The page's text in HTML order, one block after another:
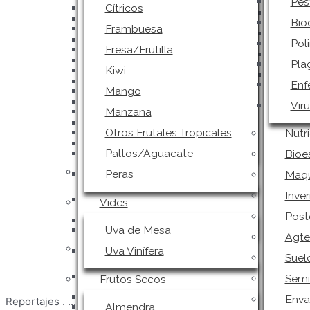
Vides
Uva de Mesa
Frutos Secos
Almendra
Cítricos
Frambuesa
Fresa/Frutilla
Kiwi
Mango
Manzana
Otros Frutales Tropicales
Paltos/Aguacate
Peras
Vides
Uva de Mesa
Uva Vinífera
Frutos Secos
Almendra
Reportajes . ...